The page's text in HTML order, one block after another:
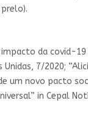
da covid-19
Unidas, 7/2020;
um novo pacto
in Cepal